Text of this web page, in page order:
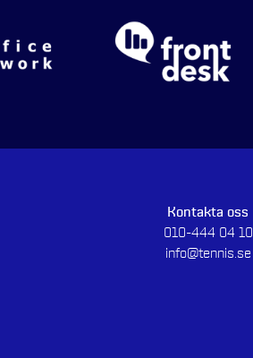
Kontakta oss
010-444 04 10
info@tennis.se